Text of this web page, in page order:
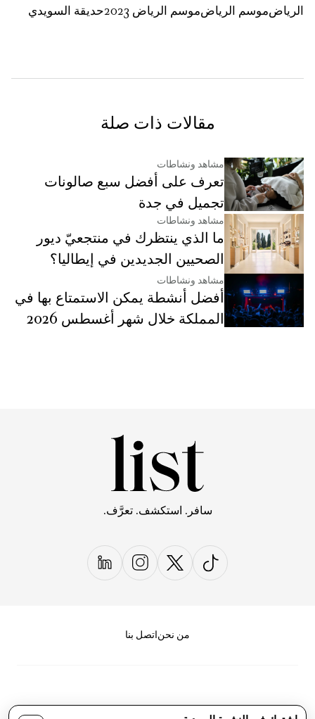
الرياضموسم الرياضموسم الرياض 2023 حديقة السويدي
مقالات ذات صلة
مشاهد ونشاطات
تعرف على أفضل سبع صالونات
تجميل في جدة
مشاهد ونشاطات
ما الذي ينتظرك في منتجعيّ ديور
الصحيين الجديدين في إيطاليا؟
مشاهد ونشاطات
أفضل أنشطة يمكن الاستمتاع بها في
المملكة خلال شهر أغسطس 2026
سافر. استكشف. تعرَّف.
من نحن اتصل بنا